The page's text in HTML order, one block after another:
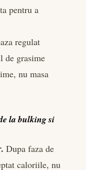
pentru a
regulat
de grasime
nu masa
la bulking si
Dupa faza de
caloriile, nu